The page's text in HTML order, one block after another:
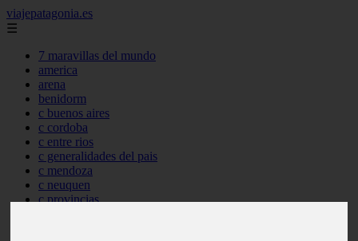
viajepatagonia.es
☰
7 maravillas del mundo
america
arena
benidorm
c buenos aires
c cordoba
c entre rios
c generalidades del pais
c mendoza
c neuquen
c provincias